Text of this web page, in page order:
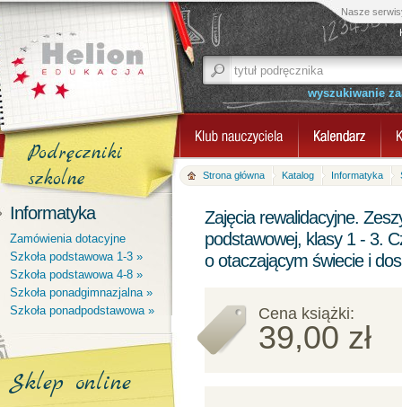
Nasze
wyszukiwanie
Podręczniki
szkolne
Informatyka
Zamówienia dotacyjne
Szkoła podstawowa 1-3 »
Szkoła podstawowa 4-8 »
Szkoła ponadgimnazjalna »
Szkoła ponadpodstawowa »
Sklep online
Strona główna Katalog Informatyka
Zajęcia rewalidacyjne.
podstawowej, klasy 1 - 3.
o otaczającym świecie i
Cena książki:
39,00 zł